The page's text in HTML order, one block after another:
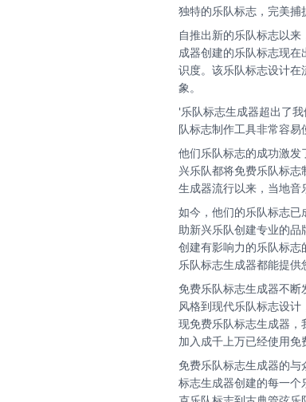
独特的乐队标志，完美捕
自推出新的乐队标志以
成器创建的乐队标志现
识度。该乐队标志设计
象。
'乐队标志生成器超出了
队标志制作工具非常容
他们乐队标志的成功激
兴乐队都将免费乐队标
生成器流行以来，当地音
如今，他们的乐队标志
助新兴乐队创建专业的
创建有影响力的乐队标
乐队标志生成器都能提供
免费乐队标志生成器不
风格到现代乐队标志设
现免费乐队标志生成器，
加入成千上万已经使用免
免费乐队标志生成器的与
标志生成器创建的每一个